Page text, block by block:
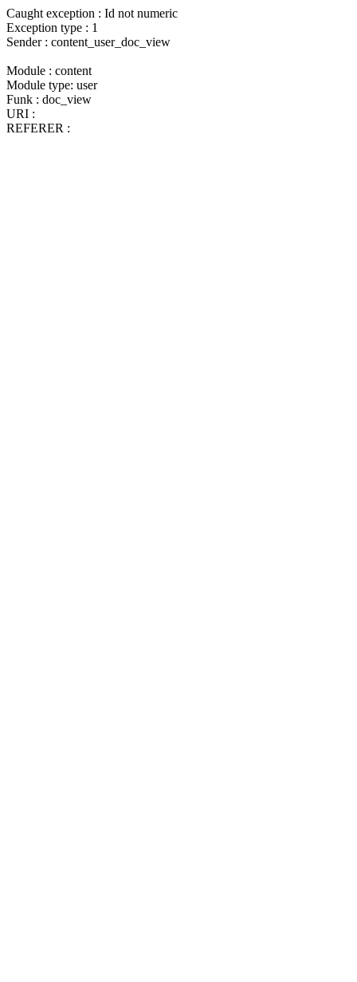
Caught exception : Id not numeric
Exception type : 1
Sender : content_user_doc_view
Module : content
Module type: user
Funk : doc_view
URI :
REFERER :